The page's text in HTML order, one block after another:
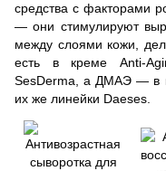
средства с факторами
— они стимулируют
между слоями кожи,
есть в креме Anti-
SesDerma , а ДМАЭ — в
их же линейки Daeses